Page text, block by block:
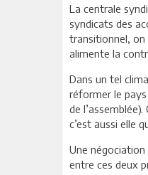
La centrale
syndicats des
transitionnel, on
alimente la
Dans un tel
réformer le
de
c’est aussi elle
Une
entre ces deux